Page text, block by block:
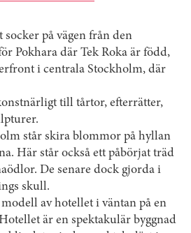
på vägen från den
Pokhara där Tek Roka är född,
i centrala Stockholm, där
till tårtor, efterrätter,
står skira blommor på hyllan
Här står också ett påbörjat träd
De senare dock gjorda i
skull.
av hotellet i väntan på en
är en spektakulär byggnad